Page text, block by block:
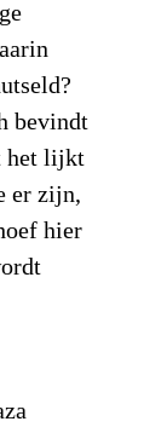
bevindt
het lijkt
er zijn,
hier